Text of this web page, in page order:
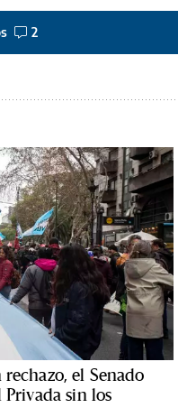
2
el Senado
sin los